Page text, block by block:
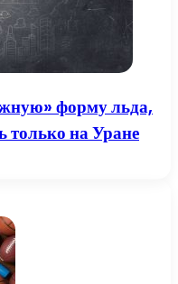
форму льда,
только на Уране